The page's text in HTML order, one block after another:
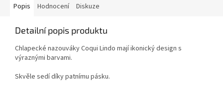
Popis Hodnocení Diskuze
Detailní popis produktu
Chlapecké nazouváky Coqui Lindo mají ikonický design s
výraznými barvami.
Skvěle sedí díky patnímu pásku.